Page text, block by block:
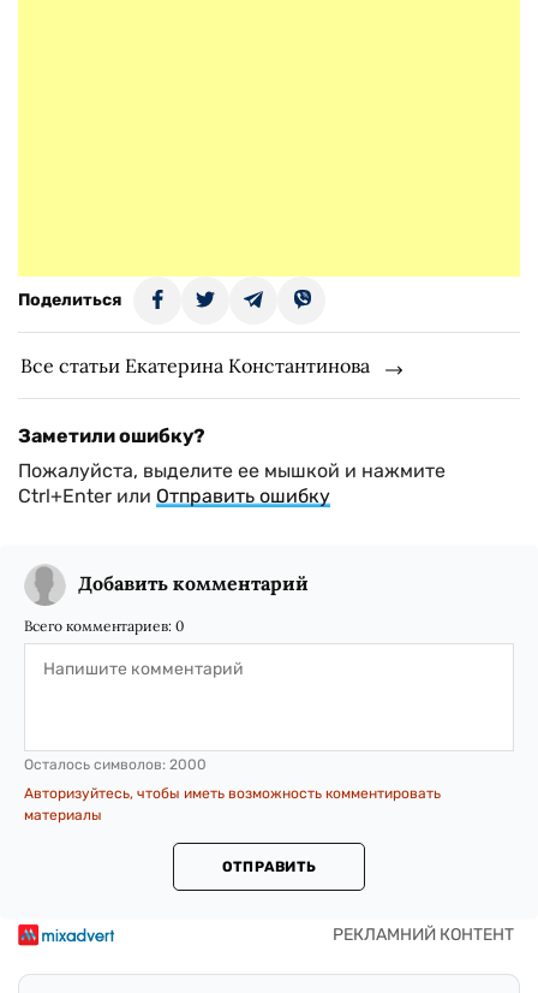
Поделиться
Все статьи Екатерина Константинова
Заметили ошибку?
Пожалуйста, выделите ее мышкой и нажмите
Ctrl+Enter или Отправить ошибку
Добавить комментарий
Всего комментариев: 0
Осталось символов: 2000
Авторизуйтесь, чтобы иметь возможность комментировать
материалы
ОТПРАВИТЬ